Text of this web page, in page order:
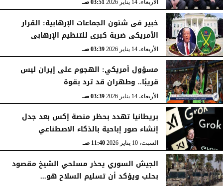
الأربعاء، 14 يناير 2026 03:51 صـ
خبير فى شئون الجماعات الإرهابية: القرار
الأمريكى ضربة كبرى للتنظيم الإرهابى
الأربعاء، 14 يناير 2026 03:39 صـ
مسؤول أمريكي: الهجوم على إيران ليس
قريبًا.. وطهران قد ترد بقوة
الأربعاء، 14 يناير 2026 03:39 صـ
بريطانيا تهدد بحظر منصة إكس بعد جدل
إنشاء صور إباحية بالذكاء الاصطناعي
السبت، 10 يناير 2026 11:40 صـ
الجيش السوري يحذر مسلحي الشيخ مقصود
بحلب ويؤكد أن تسليم السلاح هو...